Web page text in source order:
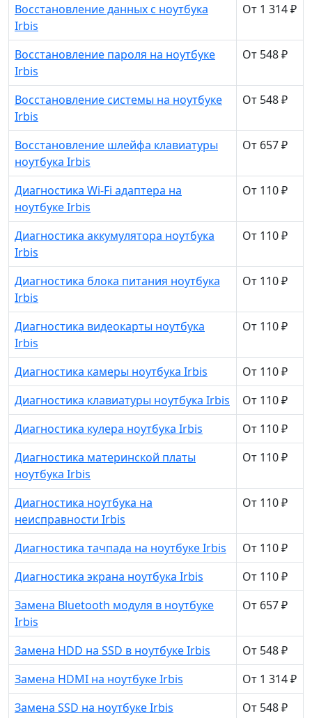
Восстановление данных с ноутбука
Irbis
От 1 314 ₽
Восстановление пароля на ноутбуке
Irbis
От 548 ₽
Восстановление системы на ноутбуке
Irbis
От 548 ₽
Восстановление шлейфа клавиатуры
ноутбука Irbis
От 657 ₽
Диагностика Wi-Fi адаптера на
ноутбуке Irbis
От 110 ₽
Диагностика аккумулятора ноутбука
Irbis
От 110 ₽
Диагностика блока питания ноутбука
Irbis
От 110 ₽
Диагностика видеокарты ноутбука
Irbis
От 110 ₽
Диагностика камеры ноутбука Irbis
От 110 ₽
Диагностика клавиатуры ноутбука Irbis
От 110 ₽
Диагностика кулера ноутбука Irbis
От 110 ₽
Диагностика материнской платы
ноутбука Irbis
От 110 ₽
Диагностика ноутбука на
неисправности Irbis
От 110 ₽
Диагностика тачпада на ноутбуке Irbis
От 110 ₽
Диагностика экрана ноутбука Irbis
От 110 ₽
Замена Bluetooth модуля в ноутбуке
Irbis
От 657 ₽
Замена HDD на SSD в ноутбуке Irbis
От 548 ₽
Замена HDMI на ноутбуке Irbis
От 1 314 ₽
Замена SSD на ноутбуке Irbis
От 548 ₽